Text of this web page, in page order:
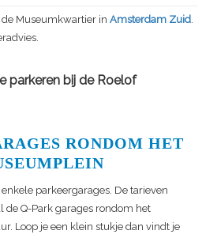
Museumkwartier in Amsterdam Zuid.
parkeren bij de Roelof
RONDOM HET
parkeergarages. De tarieven
de Q-Park garages rondom het
Loop je een klein stukje dan vindt je